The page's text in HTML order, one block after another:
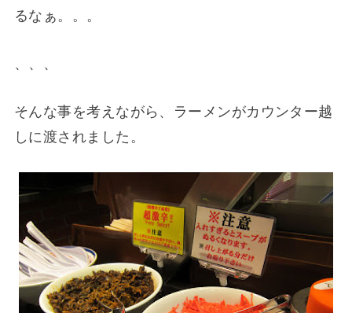
るなぁ。。。
、、、
そんな事を考えながら、ラーメンがカウンター越
しに渡されました。